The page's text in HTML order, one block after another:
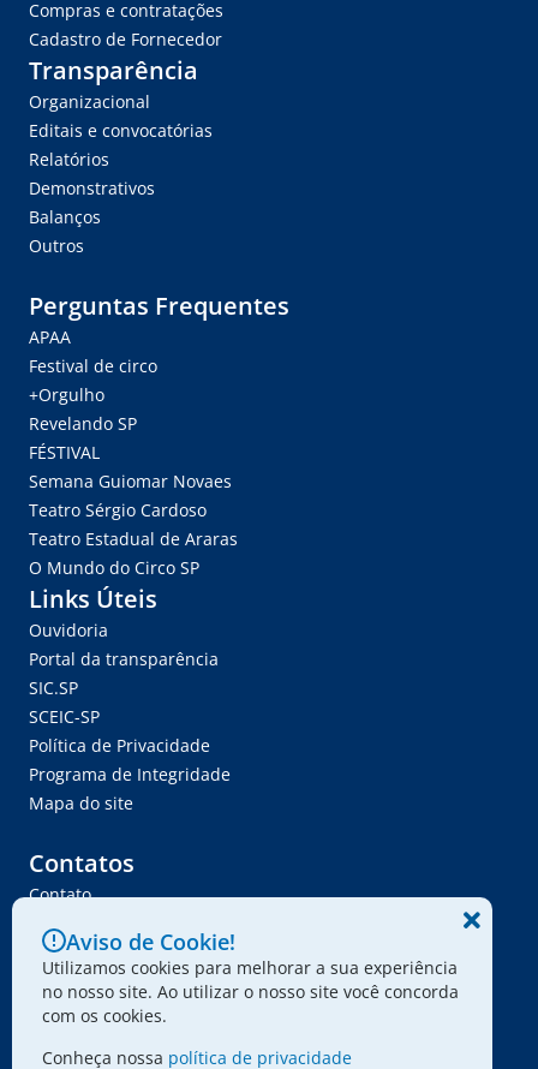
Compras e contratações
Cadastro de Fornecedor
Transparência
Organizacional
Editais e convocatórias
Relatórios
Demonstrativos
Balanços
Outros
Perguntas Frequentes
APAA
Festival de circo
+Orgulho
Revelando SP
FÉSTIVAL
Semana Guiomar Novaes
Teatro Sérgio Cardoso
Teatro Estadual de Araras
O Mundo do Circo SP
Links Úteis
Ouvidoria
Portal da transparência
SIC.SP
SCEIC-SP
Política de Privacidade
Programa de Integridade
Mapa do site
Contatos
Contato
Trabalhe Conosco
Ser Fornecedor
Envie seu projeto
Aviso de Cookie!
Utilizamos cookies para melhorar a sua experiência
no nosso site. Ao utilizar o nosso site você concorda
com os cookies.
Conheça nossa política de privacidade